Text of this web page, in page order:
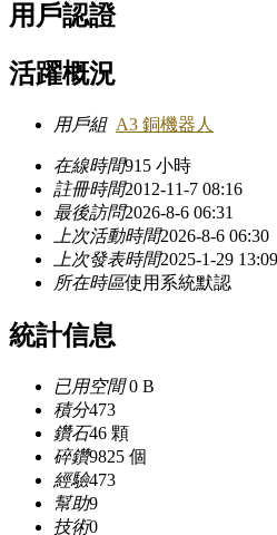
用戶認證
活躍概況
用戶組 A3 銅機器人
在線時間915 小時
註冊時間2012-11-7 08:16
最後訪問2026-8-6 06:31
上次活動時間2026-8-6 06:30
上次發表時間2025-1-29 13:09
所在時區使用系統默認
統計信息
已用空間0 B
積分473
鑽石46 顆
碎鑽9825 個
經驗473
幫助9
技術0